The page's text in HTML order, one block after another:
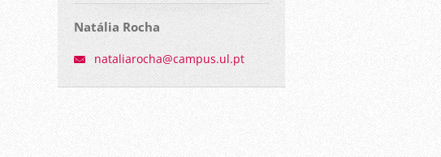
Natália Rocha
nataliarocha@campus.ul.pt